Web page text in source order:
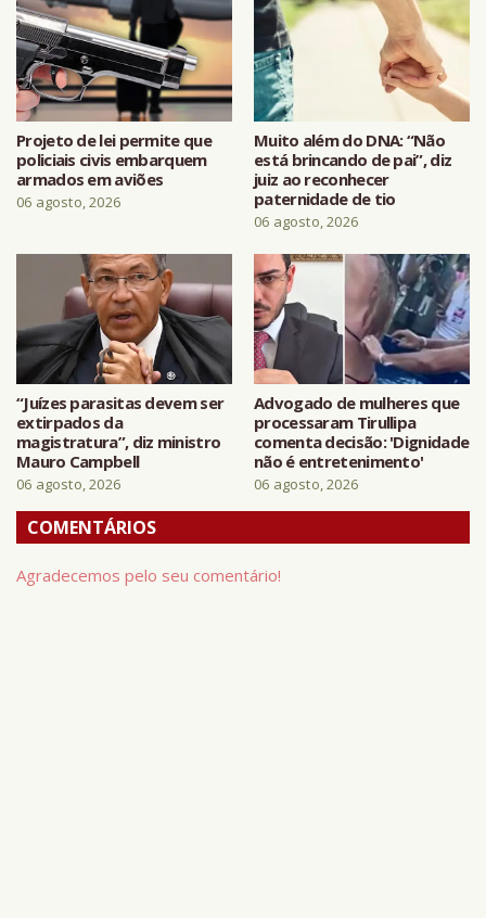
Projeto de lei permite que
policiais civis embarquem
armados em aviões
06 agosto, 2026
Muito além do DNA: “Não
está brincando de pai”, diz
juiz ao reconhecer
paternidade de tio
06 agosto, 2026
“Juízes parasitas devem ser
extirpados da
magistratura”, diz ministro
Mauro Campbell
06 agosto, 2026
Advogado de mulheres que
processaram Tirullipa
comenta decisão: 'Dignidade
não é entretenimento'
06 agosto, 2026
COMENTÁRIOS
Agradecemos pelo seu comentário!